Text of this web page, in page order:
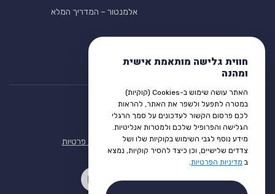
חווית גלישה מותאמת אישית
ומהנה
האתר עושה שימוש ב-Cookies (קוקיות)
במטרה לתפעל ולשפר את האתר, להראות
לכם פרסום הקשור לעדכונים על סמך הרגלי
הגלישה והפרופיל שלכם ולמטרות אנליטיות.
מידע נוסף לגבי השימוש בקוקיות שלו ושל
צדדים שלישיים, וכן כיצד להסיר קוקיות, נמצא
ב מדיניות הפרטיות.
אלמנטור – המדריך המלא
תנאי שימוש הצהרת נגישות מדיניות פרטיות